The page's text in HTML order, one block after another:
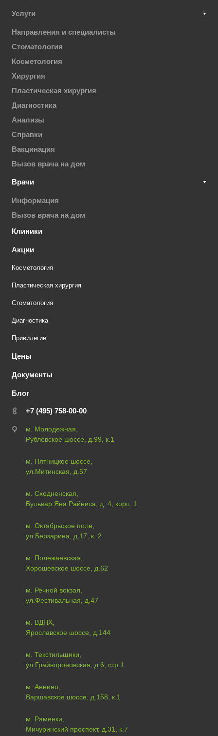
Услуги
Направления и специалисты
Стоматология
Косметология
Хирургия
Пластическая хирургия
Диагностика
Анализы
Справки
Вакцинация
Вызов врача на дом
Врачи
Информация
Вызов врача на дом
Клиники
Акции
Косметология
Пластическая хирургия
Стоматология
Диагностика
Привилегии
Цены
Документы
Блог
+7 (495) 758-00-00
м. Молодежная,
Рублевское шоссе, д.99, к.1
м. Пятницкое шоссе,
ул.Митинская, д.57
м. Сходненская,
Бульвар Яна Райниса, д. 4, корп. 1
м. Октябрьское поле,
ул.Берзарина, д.17, к. 2
м. Полежаевская,
Хорошевское шоссе, д.62
м. Речной вокзал,
ул.Фестивальная, д.47
м. ВДНХ,
Ярославское шоссе, д.144
м. Текстильщики,
ул.Грайвороновская, д.6, стр.1
м. Аннино,
Варшавское шоссе, д.158, к.1
м. Раменки,
Мичуринский проспект, д.31, к.7